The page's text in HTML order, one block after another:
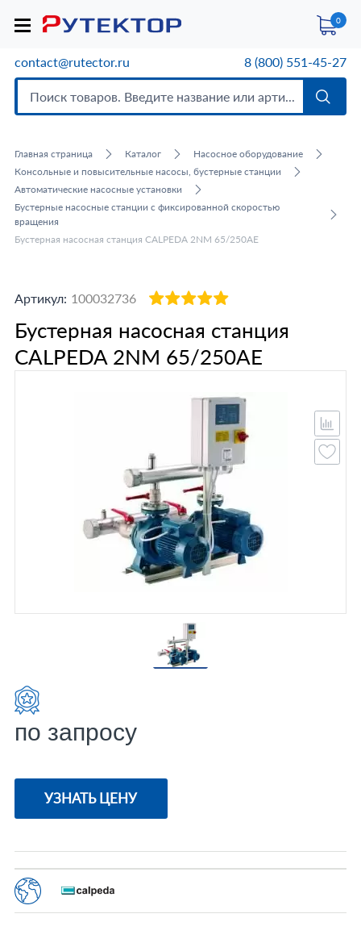
0
contact@rutector.ru 8 (800) 551-45-27
Главная страница Каталог
Насосное оборудование
Консольные и повысительные насосы, бустерные станции
Автоматические насосные установки
Бустерные насосные станции с фиксированной скоростью
вращения
Бустерная насосная станция CALPEDA 2NM 65/250AE
Артикул: 100032736
Бустерная насосная станция
CALPEDA 2NM 65/250AE
по запросу
УЗНАТЬ ЦЕНУ